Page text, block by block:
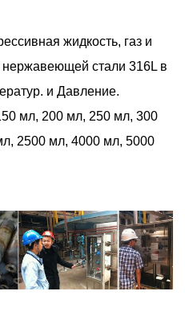
жидкость, газ и
нержавеющей стали 316L в
и Давление.
мл, 200 мл, 250 мл, 300
2500 мл, 4000 мл, 5000